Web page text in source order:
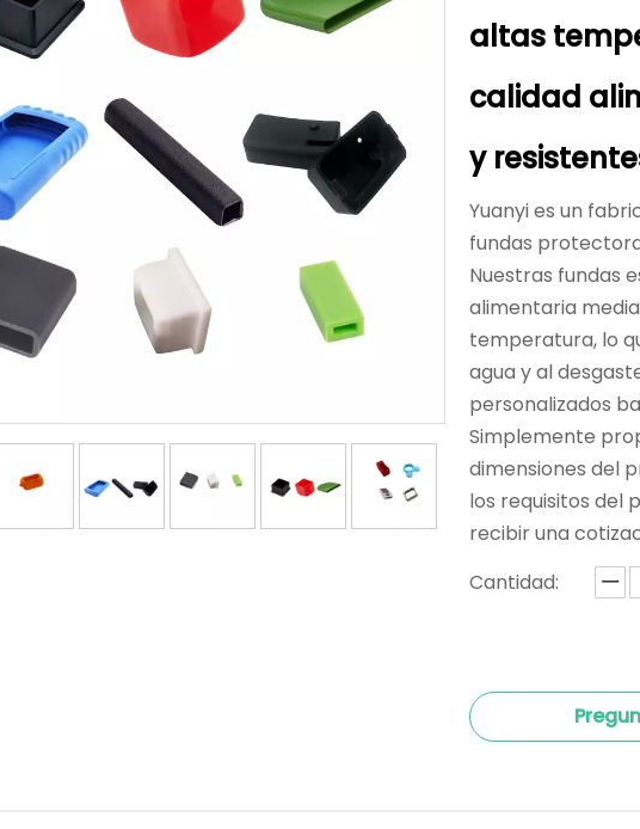
altas
calidad
y
Yuanyi es un
fundas
Nuestras fundas
alimentaria
temperatura, lo
agua y al
personalizados
Simplemente
dimensiones del
los requisitos del
recibir una
Cantidad: